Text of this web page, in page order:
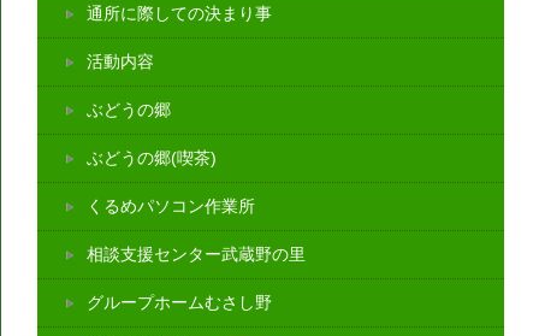
通所に際しての決まり事
活動内容
ぶどうの郷
ぶどうの郷(喫茶)
くるめパソコン作業所
相談支援センター武蔵野の里
グループホームむさし野